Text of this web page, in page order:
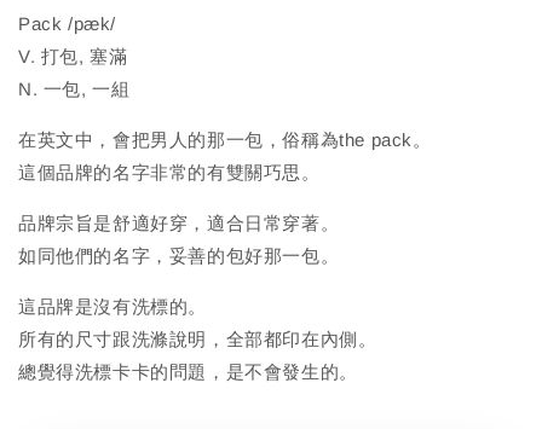
Pack /pæk/
V. 打包, 塞滿
N. 一包, 一組
在英文中，會把男人的那一包，俗稱為the pack。
這個品牌的名字非常的有雙關巧思。
品牌宗旨是舒適好穿，適合日常穿著。
如同他們的名字，妥善的包好那一包。
這品牌是沒有洗標的。
所有的尺寸跟洗滌說明，全部都印在內側。
總覺得洗標卡卡的問題，是不會發生的。